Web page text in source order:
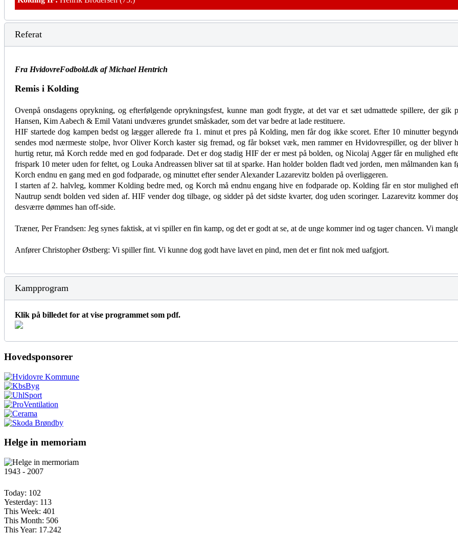
Referat
Fra HvidovreFodbold.dk af Michael Hentrich
Remis i Kolding
Ovenpå onsdagens oprykning, og efterfølgende oprykningsfest, kunne man godt frygte, at det var et sæt udmattede spillere, der
Hansen, Kim Aabech & Emil Vatani undværes grundet småskader, som det var bedre at lade restituere.
HIF startede dog kampen bedst og lægger allerede fra 1. minut et pres på Kolding, men får dog ikke scoret. Efter 10 minutter
sendes mod nærmeste stolpe, hvor Oliver Korch kaster sig fremad, og får bokset væk, men rammer en Hvidovrespiller, og der
hurtig retur, må Korch redde med en god fodparade. Det er dog stadig HIF der er mest på bolden, og Nicolaj Agger får en mulighed
frispark 10 meter uden for feltet, og Louka Andreassen bliver sat til at sparke. Han holder bolden fladt ved jorden, men målmanden
Korch endnu en gang med en god fodparade, og minuttet efter sender Alexander Lazarevitz bolden på overliggeren.
I starten af 2. halvleg, kommer Kolding bedre med, og Korch må endnu engang hive en fodparade op. Kolding får en stor mulighed
Nautrup sendt bolden ved siden af. HIF vender dog tilbage, og sidder på det sidste kvarter, dog uden scoringer. Lazarevitz kommer
desværre dømmes han off-side.
Træner, Per Frandsen: Jeg synes faktisk, at vi spiller en fin kamp, og det er godt at se, at de unge kommer ind og tager chancen. Vi
Anfører Christopher Østberg: Vi spiller fint. Vi kunne dog godt have lavet en pind, men det er fint nok med uafgjort.
Kampprogram
Klik på billedet for at vise programmet som pdf.
Hovedsponsorer
Helge in memoriam
1943 - 2007
Today: 102
Yesterday: 113
This Week: 401
This Month: 506
This Year: 17.242